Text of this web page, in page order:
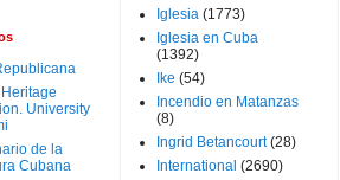
University
de la
Cubana
Iglesia (1773)
Iglesia en Cuba
(1392)
Ike (54)
Incendio en Matanzas
(8)
Ingrid Betancourt (28)
International (2690)